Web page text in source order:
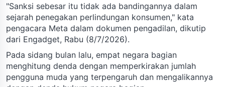
"Sanksi sebesar itu tidak ada bandingannya dalam
sejarah penegakan perlindungan konsumen," kata
pengacara Meta dalam dokumen pengadilan, dikutip
dari Engadget, Rabu (8/7/2026).
Pada sidang bulan lalu, empat negara bagian
menghitung denda dengan memperkirakan jumlah
pengguna muda yang terpengaruh dan mengalikannya